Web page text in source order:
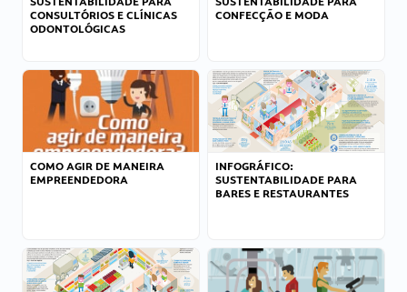
CONSULTÓRIOS E CLÍNICAS
ODONTOLÓGICAS
CONFECÇÃO E MODA
COMO AGIR DE MANEIRA
EMPREENDEDORA
INFOGRÁFICO:
SUSTENTABILIDADE PARA
BARES E RESTAURANTES